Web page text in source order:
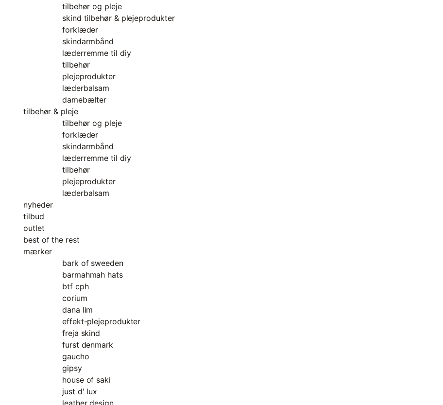
tilbehør og pleje
skind tilbehør & plejeprodukter
forklæder
skindarmbånd
læderremme til diy
tilbehør
plejeprodukter
læderbalsam
damebælter
tilbehør & pleje
tilbehør og pleje
forklæder
skindarmbånd
læderremme til diy
tilbehør
plejeprodukter
læderbalsam
nyheder
tilbud
outlet
best of the rest
mærker
bark of sweeden
barmahmah hats
btf cph
corium
dana lim
effekt-plejeprodukter
freja skind
furst denmark
gaucho
gipsy
house of saki
just d' lux
leather design